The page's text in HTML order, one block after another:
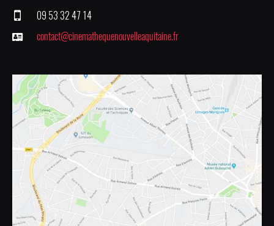
09 53 32 47 14
contact@cinemathequenouvelleaquitaine.fr